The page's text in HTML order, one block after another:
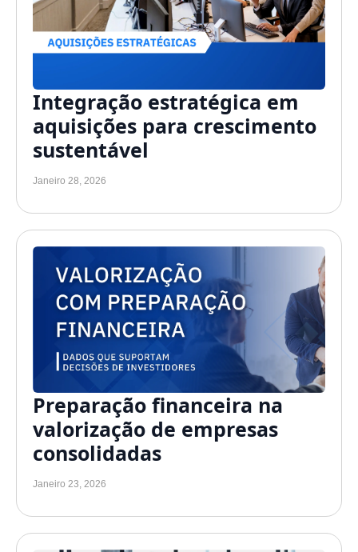
Integração estratégica em
aquisições para crescimento
sustentável
Janeiro 28, 2026
Preparação financeira na
valorização de empresas
consolidadas
Janeiro 23, 2026